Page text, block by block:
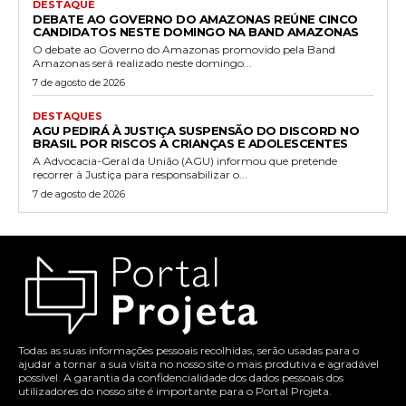
DESTAQUE
DEBATE AO GOVERNO DO AMAZONAS REÚNE CINCO
CANDIDATOS NESTE DOMINGO NA BAND AMAZONAS
O debate ao Governo do Amazonas promovido pela Band
Amazonas será realizado neste domingo...
7 de agosto de 2026
DESTAQUES
AGU PEDIRÁ À JUSTIÇA SUSPENSÃO DO DISCORD NO
BRASIL POR RISCOS A CRIANÇAS E ADOLESCENTES
A Advocacia-Geral da União (AGU) informou que pretende
recorrer à Justiça para responsabilizar o...
7 de agosto de 2026
Todas as suas informações pessoais recolhidas, serão usadas para o
ajudar a tornar a sua visita no nosso site o mais produtiva e agradável
possível. A garantia da confidencialidade dos dados pessoais dos
utilizadores do nosso site é importante para o Portal Projeta.